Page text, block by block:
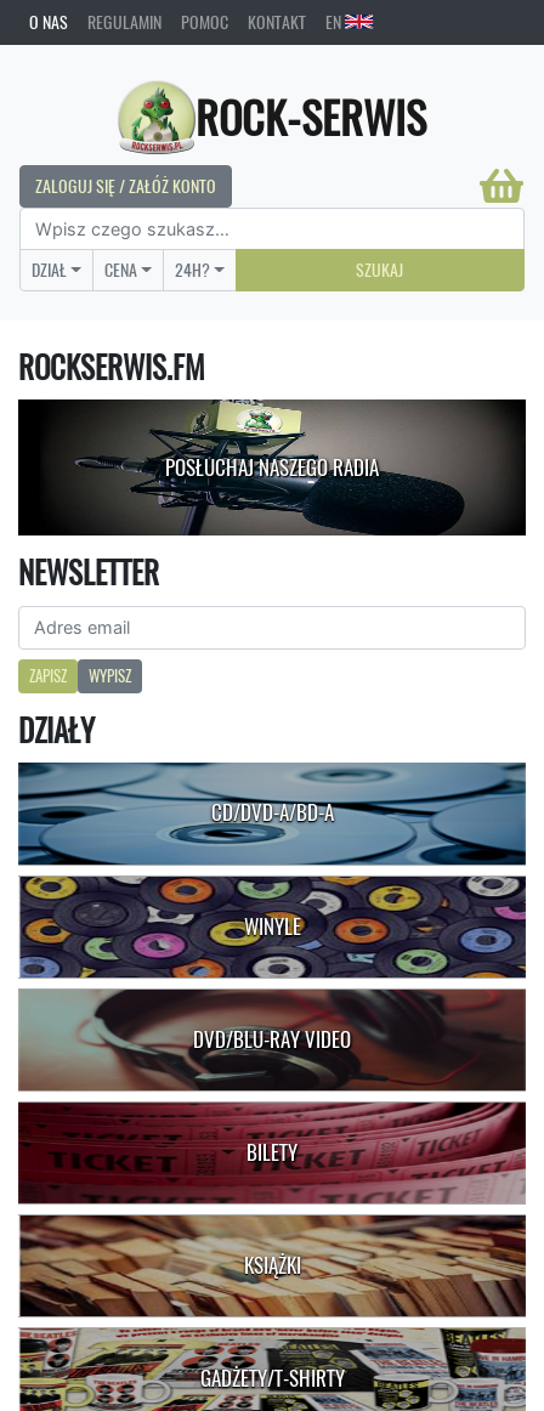
O NAS REGULAMIN POMOC KONTAKT EN
ROCK-SERWIS
ZALOGUJ SIĘ / ZAŁÓŻ KONTO
DZIAŁ CENA 24H? SZUKAJ
ROCKSERWIS.FM
POSŁUCHAJ NASZEGO RADIA
NEWSLETTER
ZAPISZ WYPISZ
DZIAŁY
CD/DVD-A/BD-A
WINYLE
DVD/BLU-RAY VIDEO
BILETY
KSIĄŻKI
GADŻETY/T-SHIRTY